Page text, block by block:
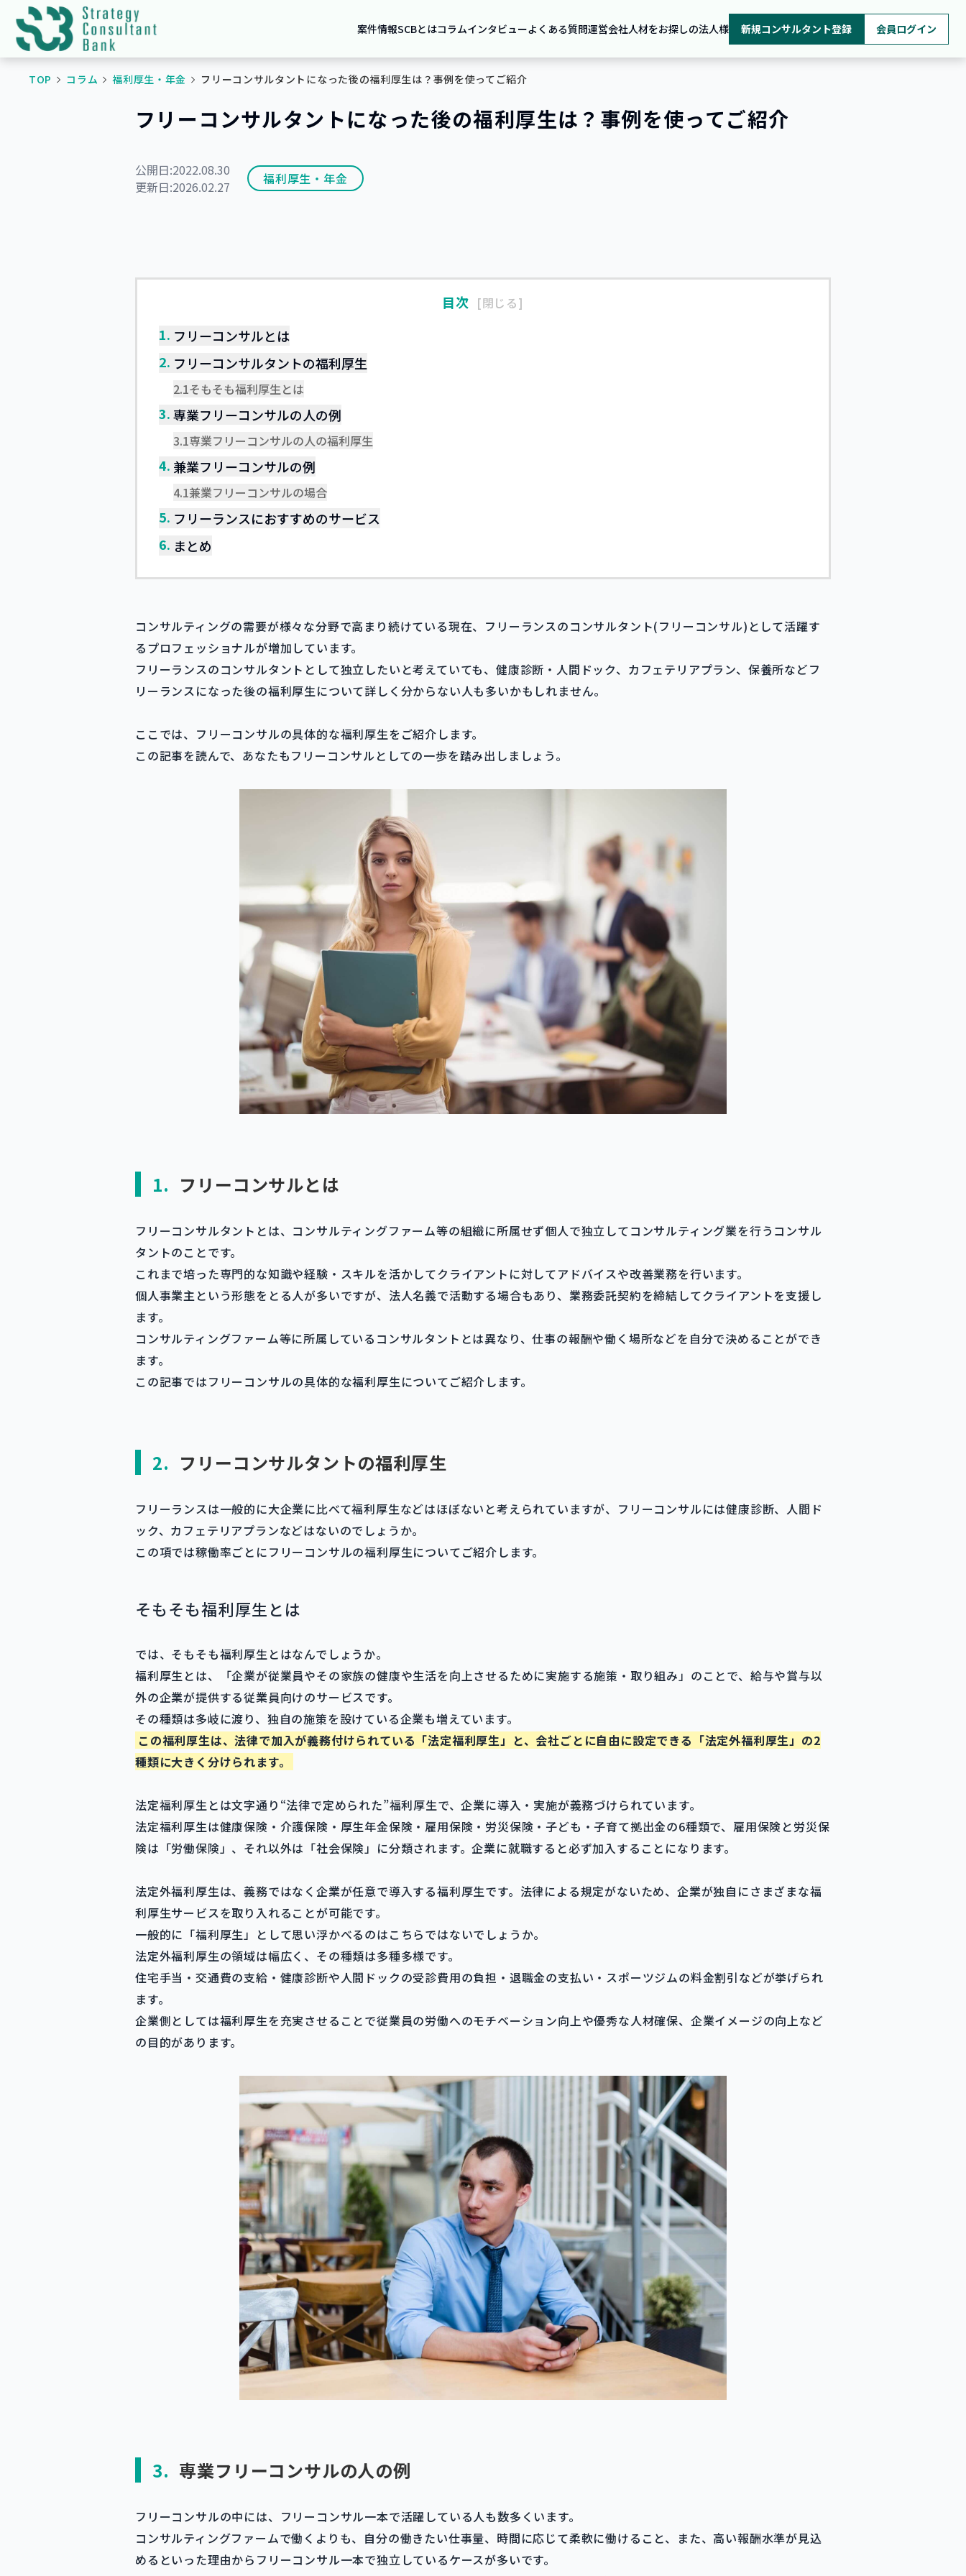
案件情報SCBとはコラムインタビューよくある質問運営会社人材をお探しの法人様 新規コンサルタント登録 会員ログイン
TOP コラム 福利厚生・年金 フリーコンサルタントになった後の福利厚生は？事例を使ってご紹介
フリーコンサルタントになった後の福利厚生は？事例を使ってご紹介
公開日:2022.08.30
更新日:2026.02.27 福利厚生・年金
目次 閉じる
1. フリーコンサルとは
2. フリーコンサルタントの福利厚生
2.1そもそも福利厚生とは
3.専業フリーコンサルの人の例
3.1専業フリーコンサルの人の福利厚生
4. 兼業フリーコンサルの例
4.1兼業フリーコンサルの場合
5. フリーランスにおすすめのサービス
6. まとめ
コンサルティングの需要が様々な分野で高まり続けている現在、フリーランスのコンサルタント(フリーコンサル)として活躍す
るプロフェッショナルが増加しています。
フリーランスのコンサルタントとして独立したいと考えていても、健康診断・人間ドック、カフェテリアプラン、保養所などフ
リーランスになった後の福利厚生について詳しく分からない人も多いかもしれません。
ここでは、フリーコンサルの具体的な福利厚生をご紹介します。
この記事を読んで、あなたもフリーコンサルとしての一歩を踏み出しましょう。
1. フリーコンサルとは
フリーコンサルタントとは、コンサルティングファーム等の組織に所属せず個人で独立してコンサルティング業を行うコンサル
タントのことです。
これまで培った専門的な知識や経験・スキルを活かしてクライアントに対してアドバイスや改善業務を行います。
個人事業主という形態をとる人が多いですが、法人名義で活動する場合もあり、業務委託契約を締結してクライアントを支援し
ます。
コンサルティングファーム等に所属しているコンサルタントとは異なり、仕事の報酬や働く場所などを自分で決めることができ
ます。
この記事ではフリーコンサルの具体的な福利厚生についてご紹介します。
2. フリーコンサルタントの福利厚生
フリーランスは一般的に大企業に比べて福利厚生などはほぼないと考えられていますが、フリーコンサルには健康診断、人間ド
ック、カフェテリアプランなどはないのでしょうか。
この項では稼働率ごとにフリーコンサルの福利厚生についてご紹介します。
そもそも福利厚生とは
では、そもそも福利厚生とはなんでしょうか。
福利厚生とは、「企業が従業員やその家族の健康や生活を向上させるために実施する施策・取り組み」のことで、給与や賞与以
外の企業が提供する従業員向けのサービスです。
その種類は多岐に渡り、独自の施策を設けている企業も増えています。
この福利厚生は、法律で加入が義務付けられている「法定福利厚生」と、会社ごとに自由に設定できる「法定外福利厚生」の2
種類に大きく分けられます。
法定福利厚生とは文字通り“法律で定められた”福利厚生で、企業に導入・実施が義務づけられています。
法定福利厚生は健康保険・介護保険・厚生年金保険・雇用保険・労災保険・子ども・子育て拠出金の6種類で、雇用保険と労災保
険は「労働保険」、それ以外は「社会保険」に分類されます。企業に就職すると必ず加入することになります。
法定外福利厚生は、義務ではなく企業が任意で導入する福利厚生です。法律による規定がないため、企業が独自にさまざまな福
利厚生サービスを取り入れることが可能です。
一般的に「福利厚生」として思い浮かべるのはこちらではないでしょうか。
法定外福利厚生の領域は幅広く、その種類は多種多様です。
住宅手当・交通費の支給・健康診断や人間ドックの受診費用の負担・退職金の支払い・スポーツジムの料金割引などが挙げられ
ます。
企業側としては福利厚生を充実させることで従業員の労働へのモチベーション向上や優秀な人材確保、企業イメージの向上など
の目的があります。
3. 専業フリーコンサルの人の例
フリーコンサルの中には、フリーコンサル一本で活躍している人も数多くいます。
コンサルティングファームで働くよりも、自分の働きたい仕事量、時間に応じて柔軟に働けること、また、高い報酬水準が見込
めるといった理由からフリーコンサル一本で独立しているケースが多いです。